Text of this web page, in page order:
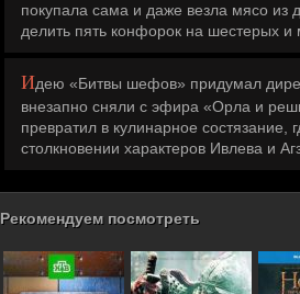
покупала сама и даже везла мясо из
делить пять конфорок на шестерых и
Идею «Битвы шефов» придумал
внезапно сняли с эфира «Орла и
превратил в кулинарное
столкновении характеров Ивлева и
Рекомендуем посмотреть